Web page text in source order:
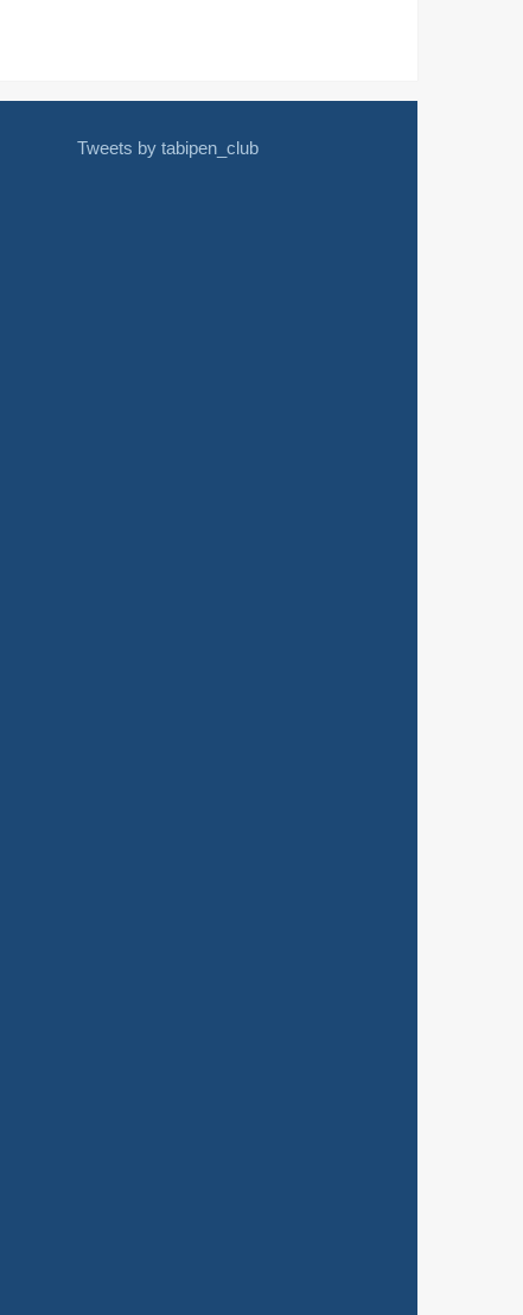
Tweets by tabipen_club